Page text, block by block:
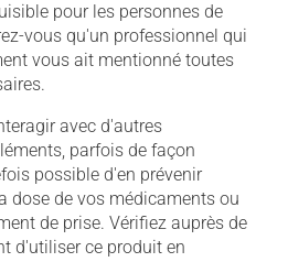
pour les personnes de
vous qu'un professionnel qui
vous ait mentionné toutes
avec d'autres
parfois de façon
possible d'en prévenir
dose de vos médicaments ou
de prise. Vérifiez auprès de
d'utiliser ce produit en